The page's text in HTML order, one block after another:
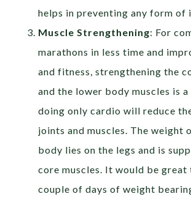
helps in preventing any form of
Muscle Strengthening: For
marathons in less time and
and fitness, strengthening the
and the lower body muscles is a
doing only cardio will reduce
joints and muscles. The weight
body lies on the legs and is
core muscles. It would be great
couple of days of weight